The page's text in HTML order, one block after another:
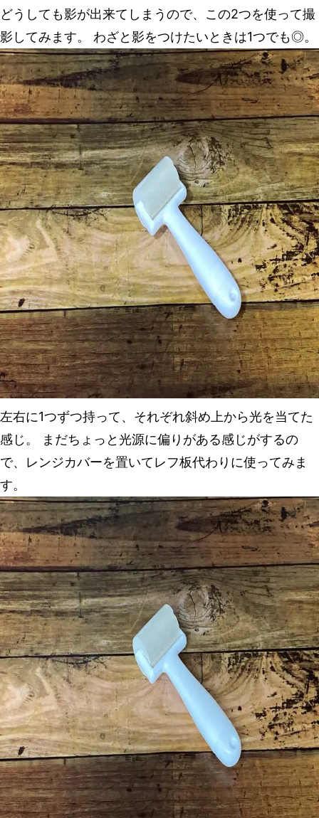
どうしても影が出来てしまうので、この2つを使って撮
影してみます。 わざと影をつけたいときは1つでも◎。
左右に1つずつ持って、それぞれ斜め上から光を当てた
感じ。 まだちょっと光源に偏りがある感じがするの
で、レンジカバーを置いてレフ板代わりに使ってみま
す。